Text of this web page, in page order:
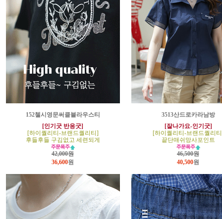
152첼시영문써클블라우스티
[인기굿 반응굿]
[하이퀄리티-브랜드퀄리티]
후들후들 구김없고 세련되게
42,000원
36,600원
3513산드로카라남방
[잘나가요-인기굿]
[하이퀄리티-브랜드퀄리
끝단매쉬망사포인트
46,500원
40,500원